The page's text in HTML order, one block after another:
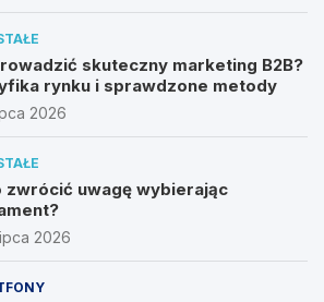
skuteczny marketing B2B?
rynku i sprawdzone metody
2026
zwrócić uwagę wybierając
2026